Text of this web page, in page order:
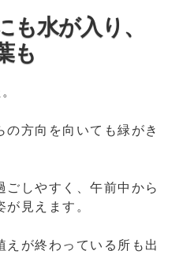
水が入り、
も
方向を向いても緑がき
ごしやすく、午前中から
見えます。
が終わっている所も出